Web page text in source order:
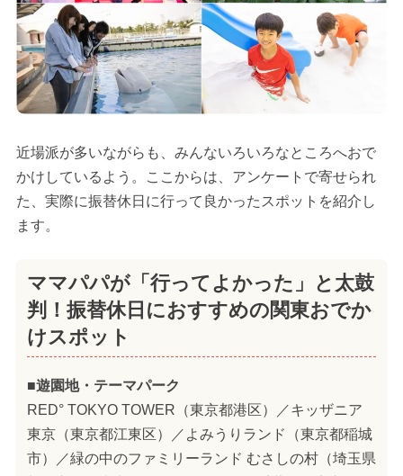
近場派が多いながらも、みんないろいろなところへおで
かけしているよう。ここからは、アンケートで寄せられ
た、実際に振替休日に行って良かったスポットを紹介し
ます。
ママパパが「行ってよかった」と太鼓
判！振替休日におすすめの関東おでか
けスポット
■遊園地・テーマパーク
RED° TOKYO TOWER（東京都港区）／キッザニア
東京（東京都江東区）／よみうりランド（東京都稲城
市）／緑の中のファミリーランド むさしの村（埼玉県